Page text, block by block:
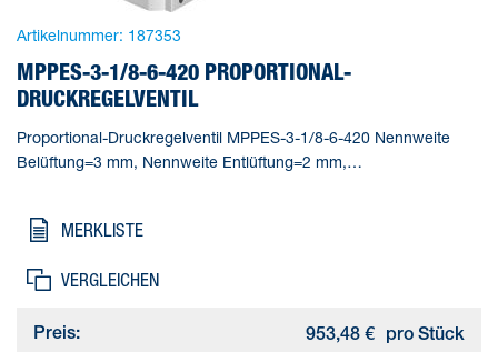
Artikelnummer: 187353
MPPES-3-1/8-6-420 PROPORTIONAL-
DRUCKREGELVENTIL
Proportional-Druckregelventil MPPES-3-1/8-6-420 Nennweite
Belüftung=3 mm, Nennweite Entlüftung=2 mm,
MERKLISTE
VERGLEICHEN
Preis: 953,48 € pro Stück